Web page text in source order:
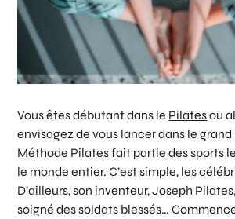
Vous êtes débutant dans le Pilatesou
envisagez de vous lancer dans le grand
Méthode Pilates fait partie des sports
le monde entier. C’est simple, les
D’ailleurs, son inventeur, Joseph
soigné des soldats blessés…